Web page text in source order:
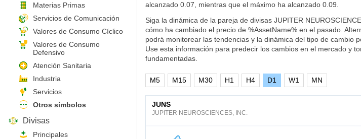
Materias Primas
Servicios de Comunicación
Valores de Consumo Cíclico
Valores de Consumo
Defensivo
Atención Sanitaria
Industria
Servicios
Otros símbolos
Divisas
Principales
alcanzado 0.07, mientras que el máximo ha alcanzado 0.09.
Siga la dinámica de la pareja de divisas JUPITER
cómo ha cambiado el precio de %AssetName% en el pasado.
podrá monitorear las tendencias y la dinámica del tipo de cambio
Use esta información para predecir los cambios en el mercado y
fundamentadas.
M5 M15 M30 H1 H4 D1 W1 MN
JUNS
JUPITER NEUROSCIENCES, INC.